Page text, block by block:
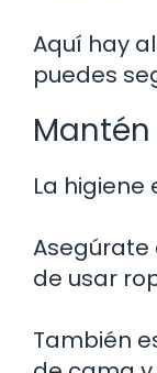
Aquí hay
puedes
La higiene
de usar
También